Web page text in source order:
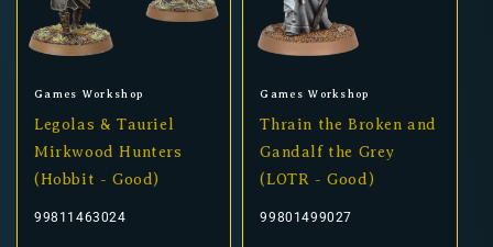
Anbieter:
Games Workshop
Legolas & Tauriel
Mirkwood Hunters
(Hobbit - Good)
99811463024
Anbieter:
Games Workshop
Thrain the Broken and
Gandalf the Grey
(LOTR - Good)
99801499027